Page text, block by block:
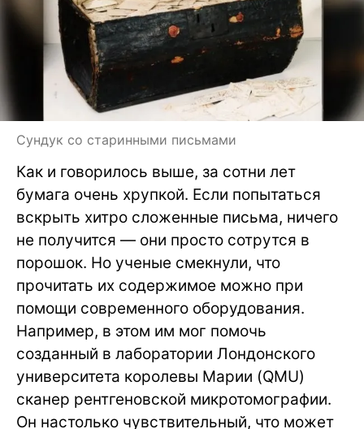
Сундук со старинными письмами
Как и говорилось выше, за сотни лет
бумага очень хрупкой. Если попытаться
вскрыть хитро сложенные письма, ничего
не получится — они просто сотрутся в
порошок. Но ученые смекнули, что
прочитать их содержимое можно при
помощи современного оборудования.
Например, в этом им мог помочь
созданный в лаборатории Лондонского
университета королевы Марии (QMU)
сканер рентгеновской микротомографии.
Он настолько чувствительный, что может